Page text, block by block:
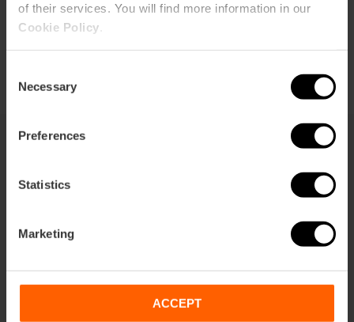
of their services. You will find more information in our
Cookie Policy
Selection
Necessary
Preferences
Statistics
Marketing
ACCEPT
También te puede interesar